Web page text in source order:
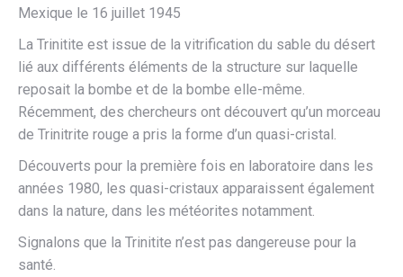
Mexique le 16 juillet 1945
La Trinitite est issue de la vitrification du sable du désert
lié aux différents éléments de la structure sur laquelle
reposait la bombe et de la bombe elle-même.
Récemment, des chercheurs ont découvert qu’un morceau
de Trinitrite rouge a pris la forme d’un quasi-cristal.
Découverts pour la première fois en laboratoire dans les
années 1980, les quasi-cristaux apparaissent également
dans la nature, dans les météorites notamment.
Signalons que la Trinitite n’est pas dangereuse pour la
santé.